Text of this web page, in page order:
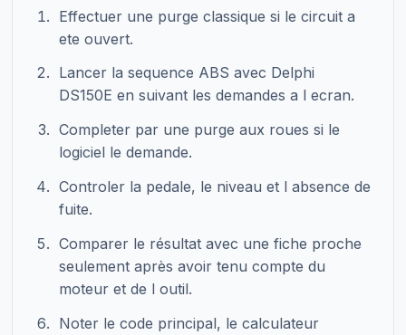
Effectuer une purge classique si le circuit a
ete ouvert.
Lancer la sequence ABS avec Delphi
DS150E en suivant les demandes a l ecran.
Completer par une purge aux roues si le
logiciel le demande.
Controler la pedale, le niveau et l absence de
fuite.
Comparer le résultat avec une fiche proche
seulement après avoir tenu compte du
moteur et de l outil.
Noter le code principal, le calculateur